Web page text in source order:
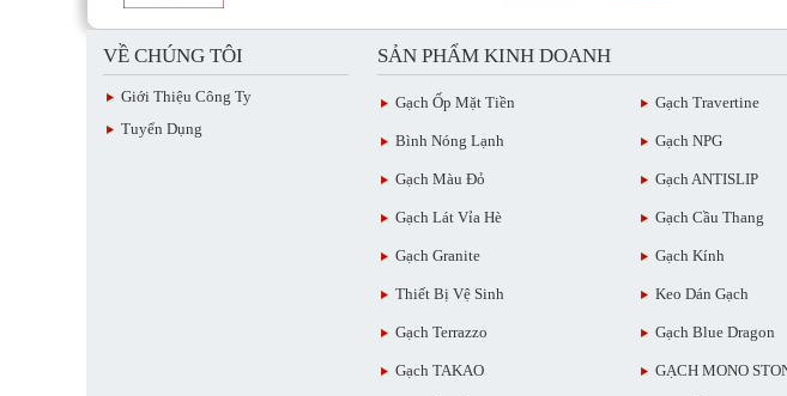
VỀ CHÚNG TÔI
Giới Thiệu Công Ty
Tuyển Dụng
SẢN PHẨM KINH DOANH
Gạch Ốp Mặt Tiền Gạch Travertine
Bình Nóng Lạnh Gạch NPG
Gạch Màu Đỏ Gạch ANTISLIP
Gạch Lát Vỉa Hè Gạch Cầu Thang
Gạch Granite Gạch Kính
Thiết Bị Vệ Sinh Keo Dán Gạch
Gạch Terrazzo Gạch Blue Dragon
Gạch TAKAO GẠCH MONO